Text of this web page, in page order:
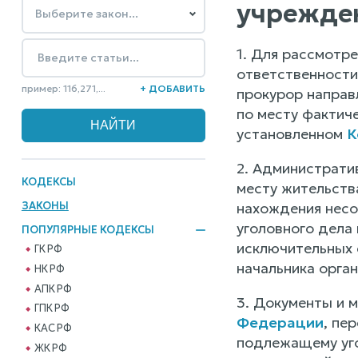
пример: 116,271,... + ДОБАВИТЬ
КОДЕКСЫ
ЗАКОНЫ
ПОПУЛЯРНЫЕ КОДЕКСЫ
ГК РФ
НК РФ
АПК РФ
ГПК РФ
КАС РФ
ЖК РФ
1. Для
прокурор
по месту
установленном
2.
месту
нахождения
уголовного
начальника
3. Документы и
Федерации,
подлежащему